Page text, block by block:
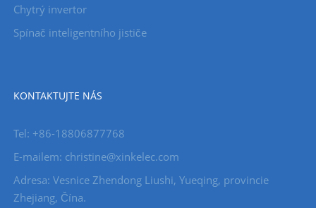
Chytrý invertor
Spínač inteligentního jističe
KONTAKTUJTE NÁS
Tel: +86-18806877768
E-mailem: christine@xinkelec.com
Adresa: Vesnice Zhendong Liushi, Yueqing, provincie
Zhejiang, Čína.